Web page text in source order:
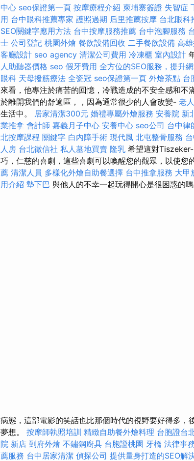
中心 seo保證第一頁 按摩療程介紹 柬埔寨簽證 失智症
用 台中眼科推薦專家 護照過期 后里推薦按摩 台北眼科
SEO關鍵字應用方法 台中按摩服務推薦 台中泡腳服務
士 公司登記 桃園外燴 餐飲設備回收 二手餐飲設備 高
客廳設計 seo agency 清潔公司費用 冷凍櫃 室內設計
人助聽器價格 seo 假牙費用 全方位的SEO服務，提升
眼科 天母撥筋療法 全瓷冠 seo保證第一頁 外燴茶點 台
來看，他專注於痛苦的回憶，冷戰造成的不安全感和
於離開​​我們的舒適區，，因為通常很少的人會改變- 老
生活中。 居家清潔300元 婚禮專屬外燴服務 安養院 新
業推拿 會計師 嘉義月子中心 安養中心 seo公司 台中律
北按摩課程 關鍵字 白內障手術 現代風 北屯整骨服務
人房 台北徵信社 私人墓地買賣 隆乳 希望這對
巧，仁慈的喜劇，這些喜劇可以喚醒您的觀眾，以使您
薦 清潔人員 多樣化外燴自助餐選擇 台中推拿服務 大甲
用介紹 墊下巴 與他人的不幸一起玩得開心是很困惑的嗎
病態，這部電影的笑話也比那個時代的視野要好得多
夢想。 按摩師執照培訓 精緻自助餐外燴料理 台胞證台
院 新店 到府外燴 不鏽鋼廚具 台胞證桃園 牙橋 法律事
薦服務 台中居家清潔 偵探公司 提供量身打造的SEO解